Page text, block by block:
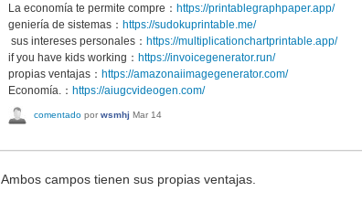
La economía te permite compre： https://printablegraphpaper.app/
geniería de sistemas： https://sudokuprintable.me/
sus intereses personales： https://multiplicationchartprintable.app/
if you have kids working： https://invoicegenerator.run/
propias ventajas： https://amazonaiimagegenerator.com/
Economía.： https://aiugcvideogen.com/
comentado por wsmhj Mar 14
Ambos campos tienen sus propias ventajas.